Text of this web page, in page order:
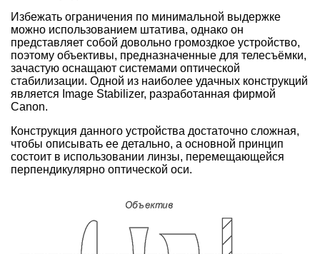
Избежать ограничения по минимальной выдержке
можно использованием штатива, однако он
представляет собой довольно громоздкое устройство,
поэтому объективы, предназначенные для телесъёмки,
зачастую оснащают системами оптической
стабилизации. Одной из наиболее удачных конструкций
является Image Stabilizer, разработанная фирмой
Canon.
Конструкция данного устройства достаточно сложная,
чтобы описывать ее детально, а основной принцип
состоит в использовании линзы, перемещающейся
перпендикулярно оптической оси.